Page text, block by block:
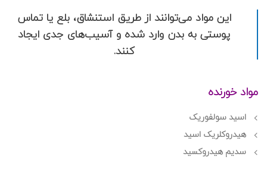
این مواد می‌توانند از طریق استنشاق، بلع یا تماس
پوستی به بدن وارد شده و آسیب‌های جدی ایجاد
کنند.
مواد خورنده
اسید سولفوریک
هیدروکلریک اسید
سدیم هیدروکسید